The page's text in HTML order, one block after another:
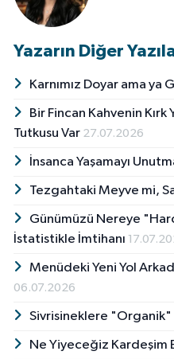
Yazarın Diğer
Karnımız Doyar ama ya
Bir Fincan Kahvenin Kırk
Tutkusu Var 27.07.2026
İnsanca Yaşamayı
Tezgahtaki Meyve mi,
Günümüzü Nereye
İstatistikle İmtihanı
Menüdeki Yeni Yol
06.07.2026
Sivrisineklere "Organik"
Ne Yiyeceğiz Kardeşim